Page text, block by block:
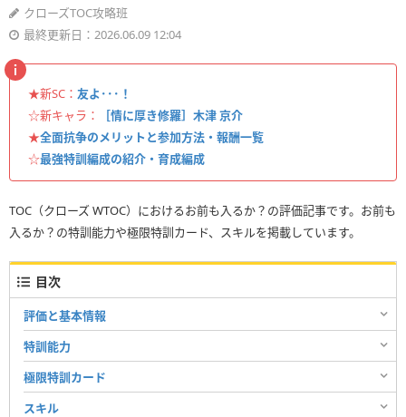
クローズTOC攻略班
最終更新日：2026.06.09 12:04
★新SC： 友よ･･･！
☆新キャラ：
［情に厚き修羅］木津 京介
★全面抗争のメリットと参加方法・報酬一覧
☆最強特訓編成の紹介・育成編成
TOC（クローズ WTOC）におけるお前も入るか？の評価記事です。お前も
入るか？の特訓能力や極限特訓カード、スキルを掲載しています。
目次
評価と基本情報
特訓能力
極限特訓カード
スキル